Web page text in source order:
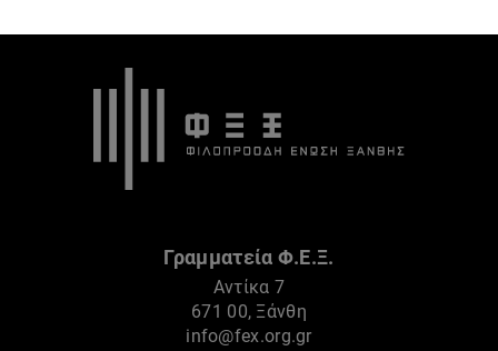
Γραμματεία Φ.Ε.Ξ.
Αντίκα 7
671 00, Ξάνθη
info@fex.org.gr